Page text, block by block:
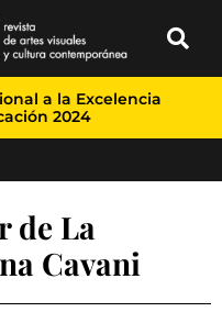
a la Excelencia
2024
de La
Cavani